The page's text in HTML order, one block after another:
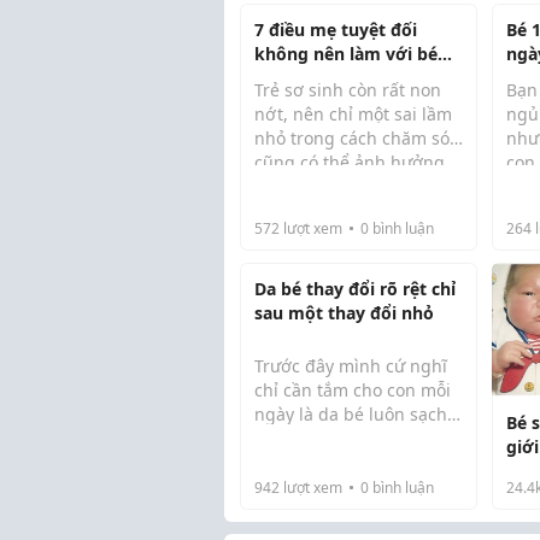
7 điều mẹ tuyệt đối
không nên làm với bé
mới sinh
Trẻ sơ sinh còn rất non
nớt, nên chỉ một sai lầm
nhỏ trong cách chăm sóc
cũng có thể ảnh hưởng
nhiều mẹ – đặc biệt là
tình mắc ...
572 lượt xem 0 bình luận
Bé
30
có
264
Da bé thay đổi rõ rệt chỉ
sau một thay đổi nhỏ
Trước đây mình cứ nghĩ
chỉ cần tắm cho con mỗi
ngày là da bé luôn sạch
tránh khỏi rôm sảy, mẩn
thấy con đang chơi mà
942 lượt xem 0 bình luận
Bé